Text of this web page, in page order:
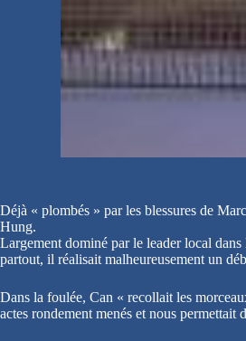
Déjà « plombés » par les blessures de
Hung.
Largement dominé par le leader local dans
partout, il réalisait malheureusement un
Dans la foulée, Can « recollait les
actes rondement menés et nous permettait